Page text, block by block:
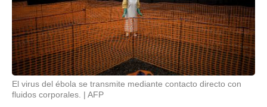
El virus del ébola se transmite mediante contacto directo con
fluidos corporales.
AFP